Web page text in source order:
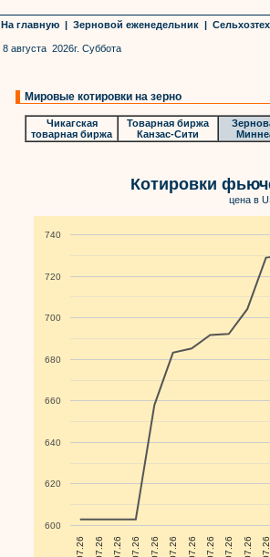
На главную | Зерновой еженедельник |
8 августа 2026г. Суббота
Мировые котировки на зерно
Чикагская
товарная биржа
Товарная биржа
Канзас-Сити
Котировки
цена в
600
620
640
660
680
700
720
740